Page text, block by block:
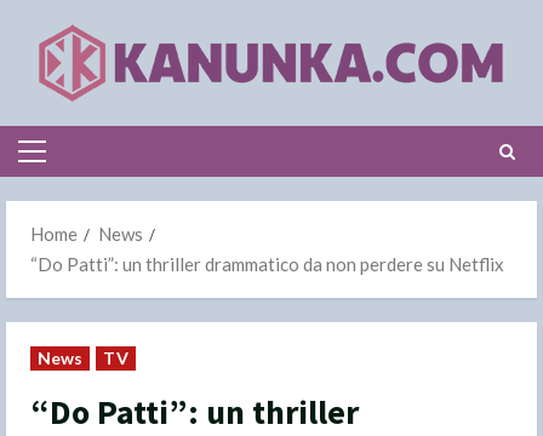
content
Primary
Home
News
“Do Patti”: un thriller drammatico da non perdere su Netflix
News TV
“Do Patti”: un thriller